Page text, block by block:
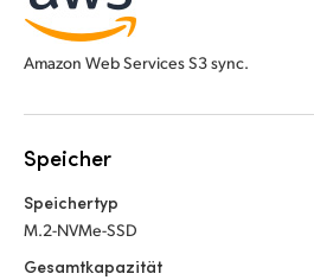
Amazon Web Services S3 sync.
Speicher
Speichertyp
M.2-NVMe-SSD
Gesamtkapazität